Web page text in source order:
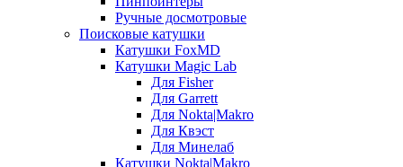
Ручные досмотровые
Поисковые катушки
Катушки FoxMD
Катушки Magic Lab
Для Fisher
Для Garrett
Для Nokta|Makro
Для Квэст
Для Минелаб
Катушки Nokta|Makro